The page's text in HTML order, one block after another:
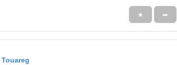
★ ➦
Touareg